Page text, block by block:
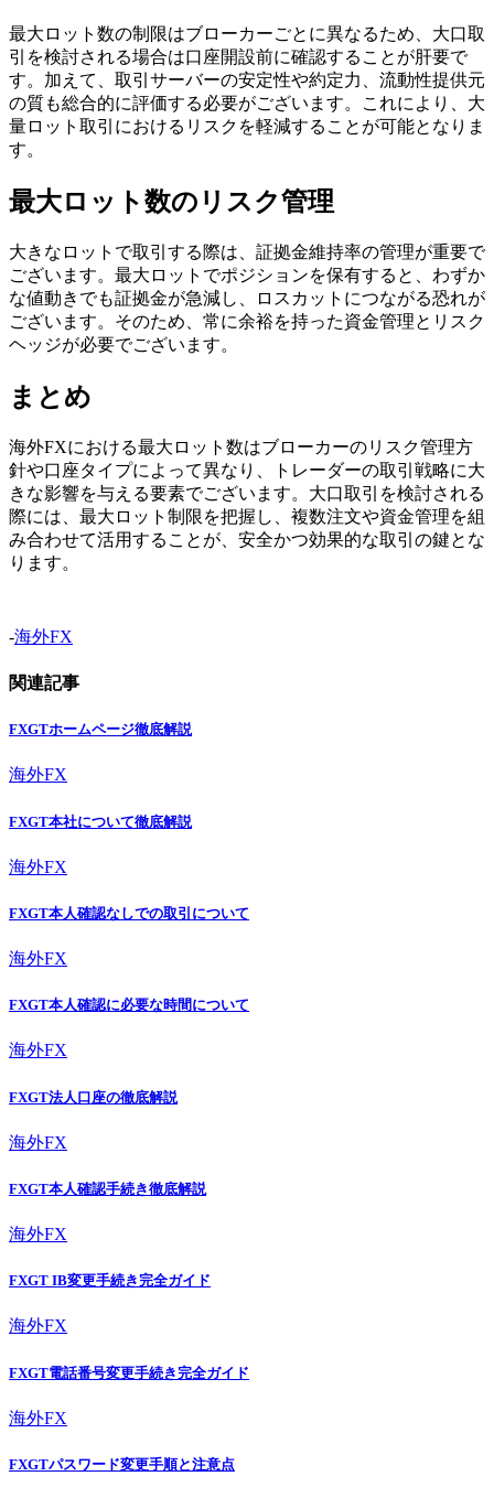
最大ロット数の制限はブローカーごとに異なるため、大口取
引を検討される場合は口座開設前に確認することが肝要で
す。加えて、取引サーバーの安定性や約定力、流動性提供元
の質も総合的に評価する必要がございます。これにより、大
量ロット取引におけるリスクを軽減することが可能となりま
す。
最大ロット数のリスク管理
大きなロットで取引する際は、証拠金維持率の管理が重要で
ございます。最大ロットでポジションを保有すると、わずか
な値動きでも証拠金が急減し、ロスカットにつながる恐れが
ございます。そのため、常に余裕を持った資金管理とリスク
ヘッジが必要でございます。
まとめ
海外FXにおける最大ロット数はブローカーのリスク管理方
針や口座タイプによって異なり、トレーダーの取引戦略に大
きな影響を与える要素でございます。大口取引を検討される
際には、最大ロット制限を把握し、複数注文や資金管理を組
み合わせて活用することが、安全かつ効果的な取引の鍵とな
ります。
-海外FX
関連記事
FXGTホームページ徹底解説
海外FX
FXGT本社について徹底解説
海外FX
FXGT本人確認なしでの取引について
海外FX
FXGT本人確認に必要な時間について
海外FX
FXGT法人口座の徹底解説
海外FX
FXGT本人確認手続き徹底解説
海外FX
FXGT IB変更手続き完全ガイド
海外FX
FXGT電話番号変更手続き完全ガイド
海外FX
FXGTパスワード変更手順と注意点